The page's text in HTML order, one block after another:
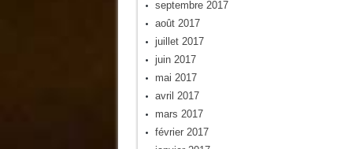
septembre 2017
août 2017
juillet 2017
juin 2017
mai 2017
avril 2017
mars 2017
février 2017